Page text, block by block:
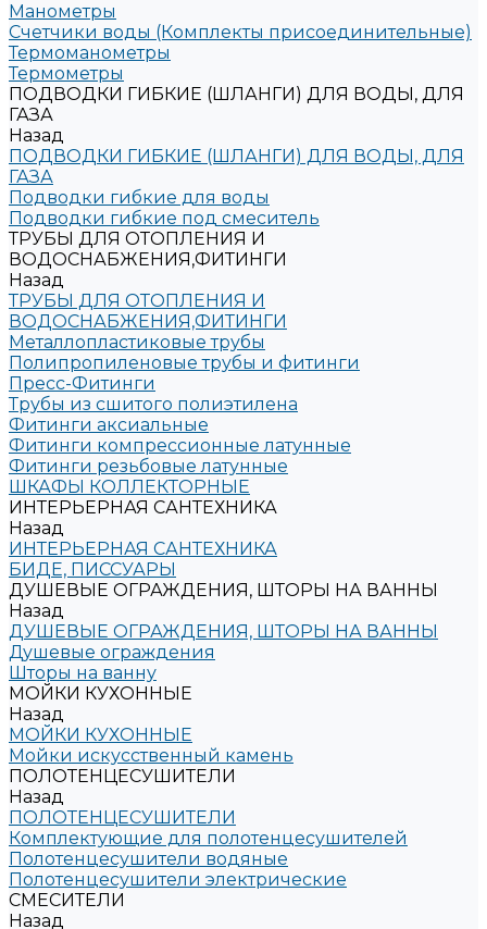
Манометры
Счетчики воды (Комплекты присоединительные)
Термоманометры
Термометры
ПОДВОДКИ ГИБКИЕ (ШЛАНГИ) ДЛЯ ВОДЫ, ДЛЯ
ГАЗА
Назад
ПОДВОДКИ ГИБКИЕ (ШЛАНГИ) ДЛЯ ВОДЫ, ДЛЯ
ГАЗА
Подводки гибкие для воды
Подводки гибкие под смеситель
ТРУБЫ ДЛЯ ОТОПЛЕНИЯ И
ВОДОСНАБЖЕНИЯ,ФИТИНГИ
Назад
ТРУБЫ ДЛЯ ОТОПЛЕНИЯ И
ВОДОСНАБЖЕНИЯ,ФИТИНГИ
Металлопластиковые трубы
Полипропиленовые трубы и фитинги
Пресс-Фитинги
Трубы из сшитого полиэтилена
Фитинги аксиальные
Фитинги компрессионные латунные
Фитинги резьбовые латунные
ШКАФЫ КОЛЛЕКТОРНЫЕ
ИНТЕРЬЕРНАЯ САНТЕХНИКА
Назад
ИНТЕРЬЕРНАЯ САНТЕХНИКА
БИДЕ, ПИССУАРЫ
ДУШЕВЫЕ ОГРАЖДЕНИЯ, ШТОРЫ НА ВАННЫ
Назад
ДУШЕВЫЕ ОГРАЖДЕНИЯ, ШТОРЫ НА ВАННЫ
Душевые ограждения
Шторы на ванну
МОЙКИ КУХОННЫЕ
Назад
МОЙКИ КУХОННЫЕ
Мойки искусственный камень
ПОЛОТЕНЦЕСУШИТЕЛИ
Назад
ПОЛОТЕНЦЕСУШИТЕЛИ
Комплектующие для полотенцесушителей
Полотенцесушители водяные
Полотенцесушители электрические
СМЕСИТЕЛИ
Назад